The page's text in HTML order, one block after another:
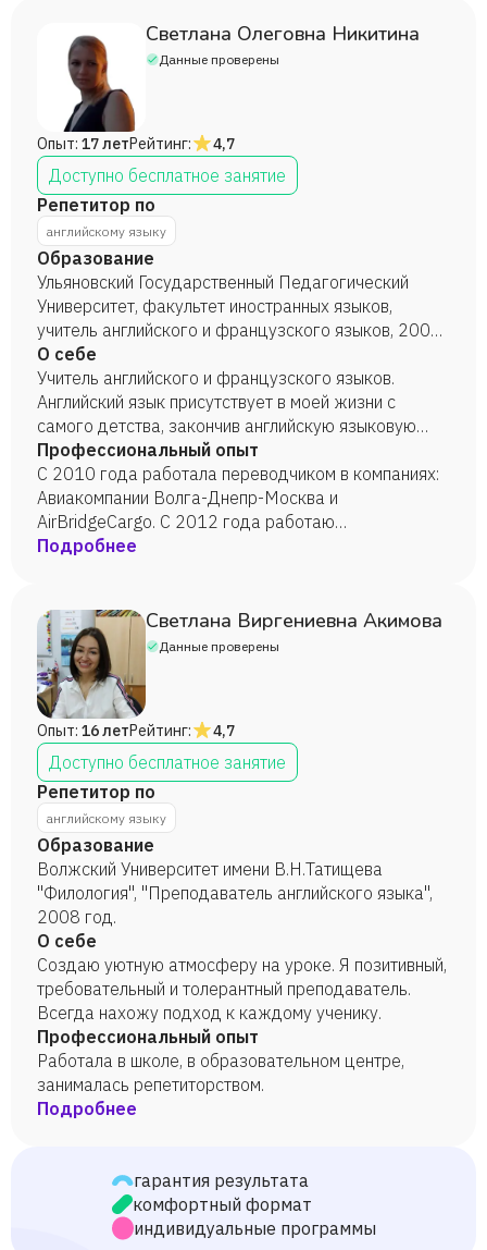
Светлана Олеговна Никитина
Данные проверены
Опыт: 17 летРейтинг: 4,7
Доступно бесплатное занятие
Репетитор по
английскому языку
Образование
Ульяновский Государственный Педагогический
Университет, факультет иностранных языков,
учитель английского и французского языков, 2006
год. Ульяновский Государственный Педагогический
Университет, профессиональное обучение,
аспирантура 2020 год.
О себе
Учитель английского и французского языков.
Английский язык присутствует в моей жизни с
самого детства, закончив английскую языковую
школу, поступила в государственный университет,
факультет иностранных языков. Закончив
университет, устроилась в авиакомпанию
переводчиком английского языка Волга-Днепр,
Москва; AirBridgeCargo, Москва), работаю
практиковать, улучшать свои знания. Люблю своих
учеников, потому что всей душой болею за их
результаты. Стараюсь быть другом и старшим
помощником для своих учеников! Занимаюсь со
дошкольниками, школьниками и студентами.
Профессиональный опыт
С 2010 года работала переводчиком в компаниях:
Авиакомпании Волга-Днепр-Москва и
AirBridgeCargo. С 2012 года работаю
преподавателем в летном училище (УВАУГА), а
Подробнее
Светлана Виргениевна Акимова
Данные проверены
Опыт: 16 летРейтинг: 4,7
Доступно бесплатное занятие
Репетитор по
английскому языку
Образование
Волжский Университет имени В.Н.Татищева
"Филология", "Преподаватель английского языка",
2008 год.
О себе
Создаю уютную атмосферу на уроке. Я позитивный,
требовательный и толерантный преподаватель.
Всегда нахожу подход к каждому ученику.
Профессиональный опыт
Работала в школе, в образовательном центре,
занималась репетиторством.
Подробнее
гарантия результата
комфортный формат
индивидуальные программы